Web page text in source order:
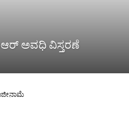
ಅವಧಿ ವಿಸ್ತರಣೆ